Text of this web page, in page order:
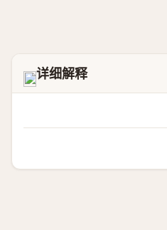
𡙝详细解释